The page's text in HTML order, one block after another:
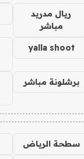
ريال مدريد
مباشر
yalla shoot
برشلونة مباشر
سطحة الرياض